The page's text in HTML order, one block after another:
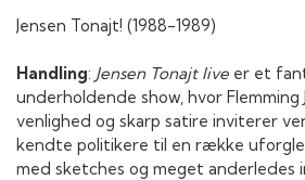
Jensen Tonajt! (1988-1989)
Handling: Jensen Tonajt live er et
underholdende show, hvor Flemming
venlighed og skarp satire inviterer
kendte politikere til en række
med sketches og meget anderledes